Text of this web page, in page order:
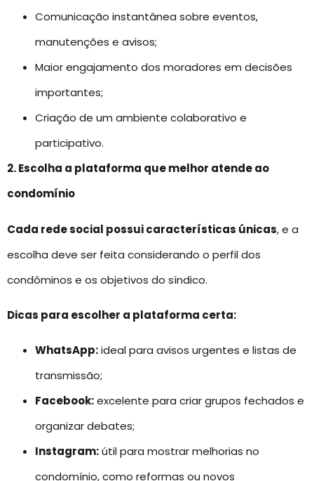
Comunicação instantânea sobre eventos,
manutenções e avisos;
Maior engajamento dos moradores em decisões
importantes;
Criação de um ambiente colaborativo e
participativo.
2. Escolha a plataforma que melhor atende ao
condomínio
Cada rede social possui características únicas, e a
escolha deve ser feita considerando o perfil dos
condôminos e os objetivos do síndico.
Dicas para escolher a plataforma certa:
WhatsApp:ideal para avisos urgentes e listas de
transmissão;
Facebook:excelente para criar grupos fechados e
organizar debates;
Instagram:útil para mostrar melhorias no
condomínio, como reformas ou novos